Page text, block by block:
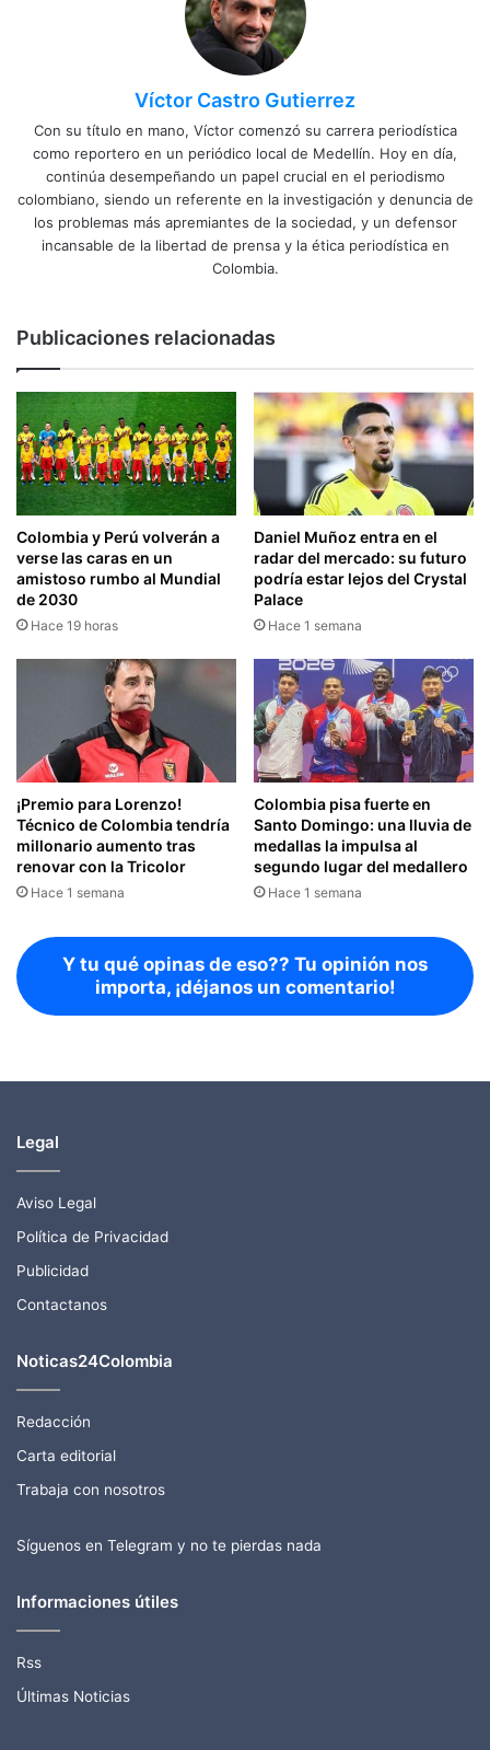
Víctor Castro Gutierrez
Con su título en mano, Víctor comenzó su carrera periodística
como reportero en un periódico local de Medellín. Hoy en día,
continúa desempeñando un papel crucial en el periodismo
colombiano, siendo un referente en la investigación y denuncia de
los problemas más apremiantes de la sociedad, y un defensor
incansable de la libertad de prensa y la ética periodística en
Colombia.
Publicaciones relacionadas
Colombia y Perú volverán a
verse las caras en un
amistoso rumbo al Mundial
de 2030
Hace 19 horas
Daniel Muñoz entra en el
radar del mercado: su futuro
podría estar lejos del Crystal
Palace
Hace 1 semana
¡Premio para Lorenzo!
Técnico de Colombia tendría
millonario aumento tras
renovar con la Tricolor
Hace 1 semana
Colombia pisa fuerte en
Santo Domingo: una lluvia de
medallas la impulsa al
segundo lugar del medallero
Hace 1 semana
Y tu qué opinas de eso?? Tu opinión nos
importa, ¡déjanos un comentario!
Legal
Aviso Legal
Política de Privacidad
Publicidad
Contactanos
Noticas24Colombia
Redacción
Carta editorial
Trabaja con nosotros
Síguenos en Telegram y no te pierdas nada
Informaciones útiles
Rss
Últimas Noticias